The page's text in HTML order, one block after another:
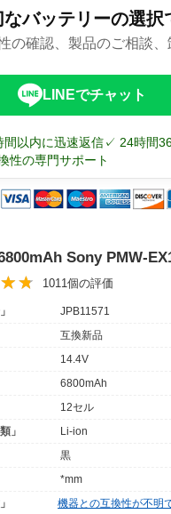
なバッテリーの選択
の確認、製品のご相談
LINEでチャット
以内に迅速返信✓ 24時間
性の専門サポート
Sony PMW-
1011個の評価
JPB11571
互換新品
14.4V
6800mAh
12セル
」
Li-ion
黒
*mm
機器との互換性が不明